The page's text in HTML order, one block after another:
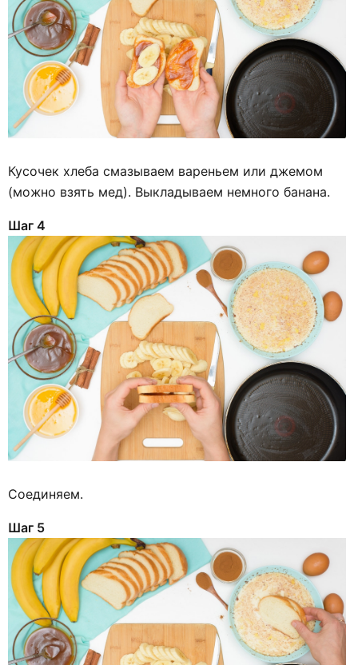
Кусочек хлеба смазываем вареньем или джемом
(можно взять мед). Выкладываем немного банана.
Шаг 4
Соединяем.
Шаг 5